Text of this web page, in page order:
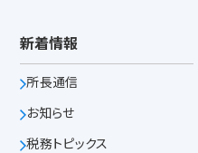
新着情報
所長通信
お知らせ
税務トピックス